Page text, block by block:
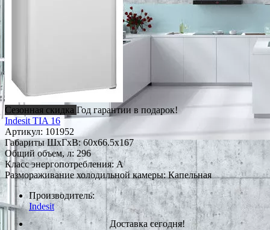
Сезонная скидка Год гарантии в подарок!
Indesit TIA 16
Артикул: 101952
Габариты ШxГxВ: 60x66.5x167
Общий объем, л: 296
Класс энергопотребления: A
Размораживание холодильной камеры: Капельная
Производитель:
Indesit
Доставка сегодня!